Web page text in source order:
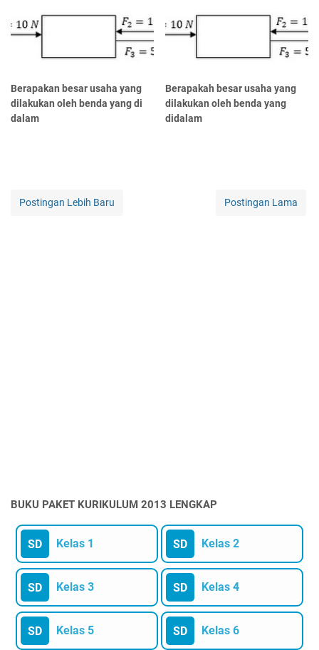
Berapakan besar usaha yang
dilakukan oleh benda yang di
dalam
Berapakah besar usaha yang
dilakukan oleh benda yang
didalam
Postingan Lebih Baru Postingan Lama
BUKU PAKET KURIKULUM 2013 LENGKAP
SD Kelas 1 SD Kelas 2
SD Kelas 3 SD Kelas 4
SD Kelas 5 SD Kelas 6